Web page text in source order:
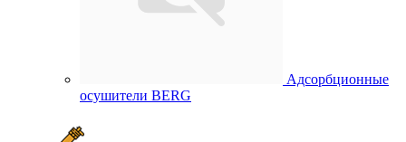
Адсорбционные
осушители BERG